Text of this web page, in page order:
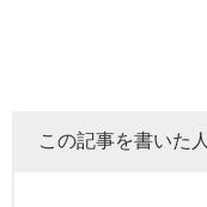
この記事を書いた人